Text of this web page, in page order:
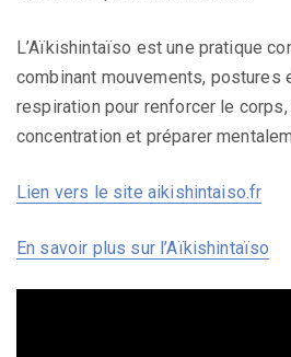
L’Aïkishintaïso est une pratique
combinant mouvements, postures
respiration pour renforcer le
concentration et préparer
Lien vers le site aikishintaiso.fr
En savoir plus sur l’Aïkishintaïso